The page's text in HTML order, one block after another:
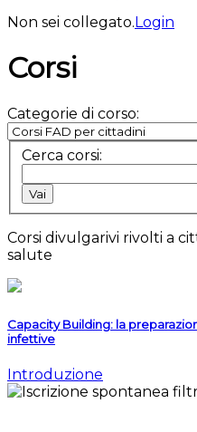
Non sei collegato.Login
Corsi
Categorie di corso:
Cerca corsi:
Corsi divulgarivi rivolti a
salute
Capacity Building: la
infettive
Introduzione